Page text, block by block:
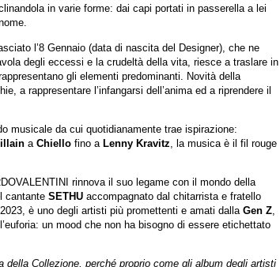
in varie forme: dai capi portati in passerella a lei
l’8 Gennaio (data di nascita del Designer), che ne
degli eccessi e la crudeltà della vita, riesce a traslare in
gli elementi predominanti. Novità della
a rappresentare l’infangarsi dell’anima ed a riprendere il
musicale da cui quotidianamente trae ispirazione:
a Chiello fino a Lenny Kravitz , la musica è il fil rouge
rinnova il suo legame con il mondo della
cantante SETHU accompagnato dal chitarrista e fratello
è uno degli artisti più promettenti e amati dalla Gen Z
un mood che non ha bisogno di essere etichettato
Collezione, perché proprio come gli album degli artisti